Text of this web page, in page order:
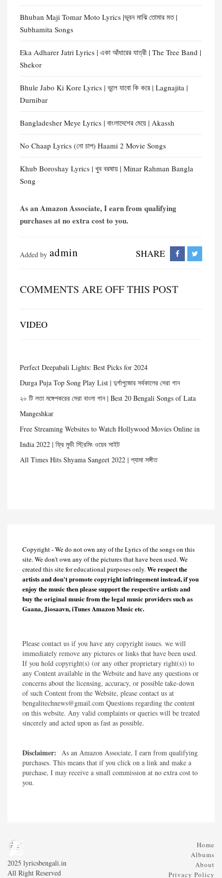
Bhuban Maji Tomar Moto Lyrics |ভূবন মাঝি তোমার মত |
Subhamita Songs
Eka Adharer Jatri Lyrics | একা আঁধারের যাত্রী | The Tree Band |
Shekor
Bhule Jabo Ki Kore Lyrics | ভুলে যাবো কি করে | Lagnajita |
Durnibar
Bangladesher Meye Lyrics | বাংলাদেশের মেয়ে | Akassh
No Chaap Lyrics (নো চাপ) Haami 2 Movie Songs
Khub Boroshay Lyrics | খুব বরষায় | Minar Rahman Bangla
Song
As an Amazon Associate, I earn from qualifying
purchases at no extra cost to you.
Added by admin SHARE
COMMENTS ARE OFF THIS POST
VIDEO
Perfect Deepabali Lights: Best Picks for 2024
Durga Puja Top Song Play List | দুর্গাপুজোর সর্বকালের সেরা গান
২০ টি লতা মঙ্গেশকরের সেরা বাংলা গান | Best 20 Bengali Songs of Lata
Mangeshkar
Free Streaming Websites to Watch Hollywood Movies Online in
India 2022 | ফ্রি মুভী স্ট্রিমিং ওয়েব সাইট
All Times Hits Shyama Sangeet 2022 | শ্যামা সঙ্গীত
Copyright - We do not own any of the Lyrics of the songs on this
site. We don't own any of the pictures that have been used. We
created this site for educational purposes only.We respect the
artists and don't promote copyright infringement instead, if you
enjoy the music then please support the respective artists and
buy the original music from the legal music providers such as
Gaana, Jiosaavn, iTunes Amazon Music etc.
Please contact us if you have any copyright issues. we will
immediately remove any pictures or links that have been used.
If you hold copyright(s) (or any other proprietary right(s)) to
any Content available in the Website and have any questions or
concerns about the licensing, accuracy, or possible take-down
of such Content from the Website, please contact us at
bengalitechnews@gmail.com Questions regarding the content
on this website. Any valid complaints or queries will be treated
sincerely and acted upon as fast as possible.​
Disclaimer: As an Amazon Associate, I earn from qualifying
purchases. This means that if you click on a link and make a
purchase, I may receive a small commission at no extra cost to
you.
2025 lyricsbengali.in
All Right Reserved
Home
Albums
About
Privacy Policy